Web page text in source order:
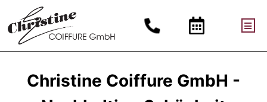
Christine Coiffure GmbH -